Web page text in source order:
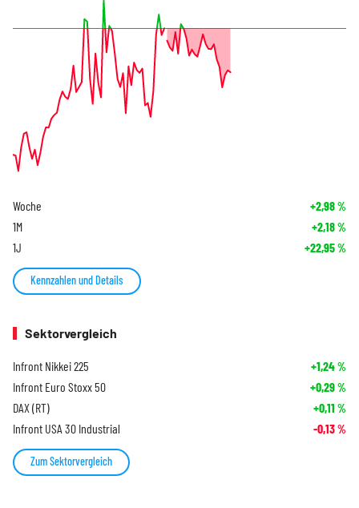
Woche +2,98%
1M +2,18%
1J +22,95%
Kennzahlen und Details
Sektorvergleich
Infront Nikkei 225 +1,24%
Infront Euro Stoxx 50 +0,29%
DAX (RT) +0,11 %
Infront USA 30 Industrial -0,13%
Zum Sektorvergleich